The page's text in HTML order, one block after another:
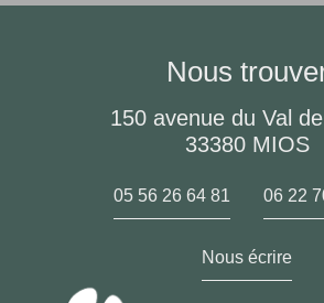
Nous
150 avenue du Val
33380 MIOS
05 56 26 64 81 06 22
Nous écrire